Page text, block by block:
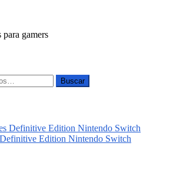
gamers
Buscar
Edition Nintendo Switch